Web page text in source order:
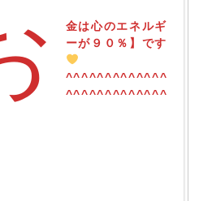
金は心のエネルギ
ーが９０％】です
^^^^^^^^^^^^^
^^^^^^^^^^^^^